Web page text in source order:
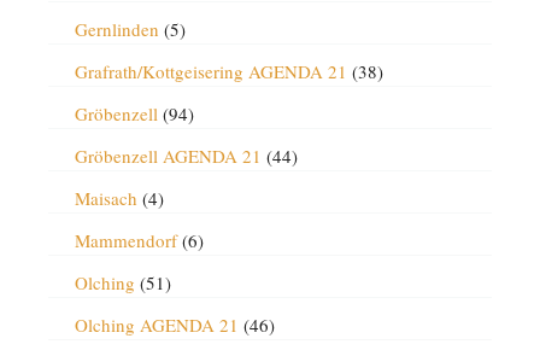
Gernlinden (5)
Grafrath/Kottgeisering AGENDA 21 (38)
Gröbenzell(94)
Gröbenzell AGENDA 21 (44)
Maisach (4)
Mammendorf(6)
Olching (51)
Olching AGENDA 21 (46)